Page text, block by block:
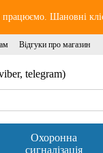
Шановні
Відгуки про магазин
telegram)
Охоронна
сигналізація